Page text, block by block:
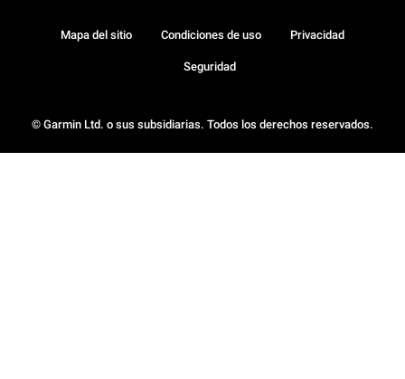
© Garmin Ltd. o sus subsidiarias. Todos los derechos reservados.
Mapa del sitio Condiciones de uso Privacidad
Seguridad